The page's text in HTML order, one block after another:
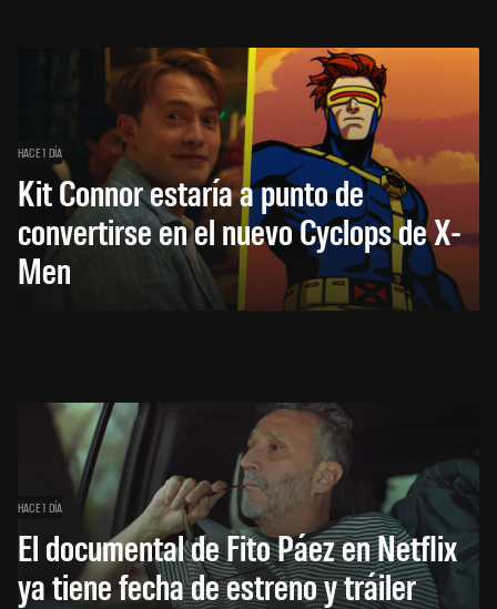
HACE 1 DÍA
Kit Connor estaría a punto de
convertirse en el nuevo Cyclops de X-
Men
HACE 1 DÍA
El documental de Fito Páez en Netflix
ya tiene fecha de estreno y tráiler